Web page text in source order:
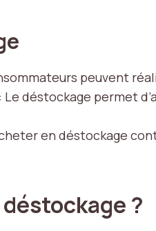
peuvent
: Le déstockage permet
en déstockage
?